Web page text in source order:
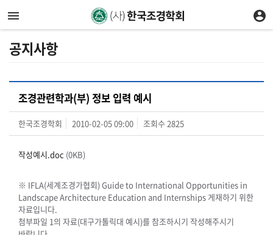
공지사항
조경관련학과(부) 정보 입력 예시
한국조경학회 2010-02-05 09:00 조회수 2825
작성예시.doc (0KB)
※ IFLA(세계조경가협회) Guide to International Opportunities in
Landscape Architecture Education and Internships 게재하기 위한
자료입니다.
첨부파일 1의 자료(대구가톨릭대 예시)를 참조하시기 작성해주시기